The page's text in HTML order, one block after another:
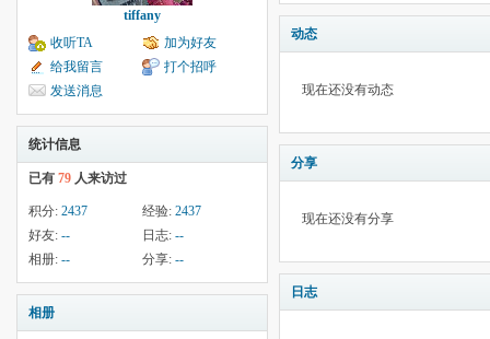
tiffany
收听TA
加为好友
给我留言
打个招呼
发送消息
统计信息
已有 79 人来访过
积分: 2437 经验: 2437
好友: -- 日志: --
相册: -- 分享: --
相册
动态
现在还没有动态
分享
现在还没有分享
日志